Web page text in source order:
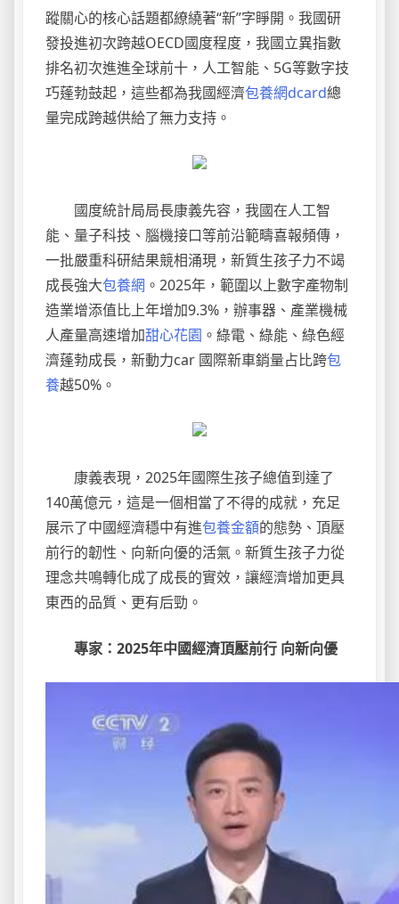
蹤關心的核心話題都繚繞著“新”字睜開。我國研
發投進初次跨越OECD國度程度，我國立異指數
排名初次進進全球前十，人工智能、5G等數字技
巧蓬勃鼓起，這些都為我國經濟包養網dcard總
量完成跨越供給了無力支持。
國度統計局局長康義先容，我國在人工智
能、量子科技、腦機接口等前沿範疇喜報頻傳，
一批嚴重科研結果競相涌現，新質生孩子力不竭
成長強大包養網 。2025年，範圍以上數字產物制
造業增添值比上年增加9.3%，辦事器、產業機械
人產量高速增加甜心花園 。綠電、綠能、綠色經
濟蓬勃成長，新動力car 國際新車銷量占比跨包
養越50%。
康義表現，2025年國際生孩子總值到達了
140萬億元，這是一個相當了不得的成就，充足
展示了中國經濟穩中有進包養金額的態勢、頂壓
前行的韌性、向新向優的活氣。新質生孩子力從
理念共鳴轉化成了成長的實效，讓經濟增加更具
東西的品質、更有后勁。
專家：2025年中國經濟頂壓前行 向新向優